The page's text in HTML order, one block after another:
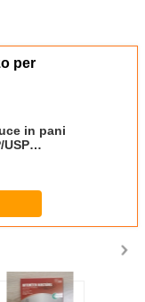
per
in pani